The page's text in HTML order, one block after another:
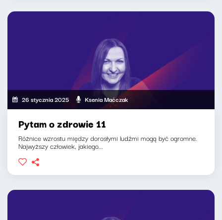
26 stycznia 2025 Ksenia Maćczak
Pytam o zdrowie 11
Różnice wzrostu między dorosłymi ludźmi mogą być ogromne.
Najwyższy człowiek, jakiego...